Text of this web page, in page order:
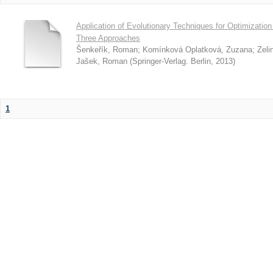
Application of Evolutionary Techniques for
Three Approaches
Šenkeřík, Roman; Komínková Oplatková, Zuzana;
Jašek, Roman (Springer-Verlag. Berlin, 2013)
1